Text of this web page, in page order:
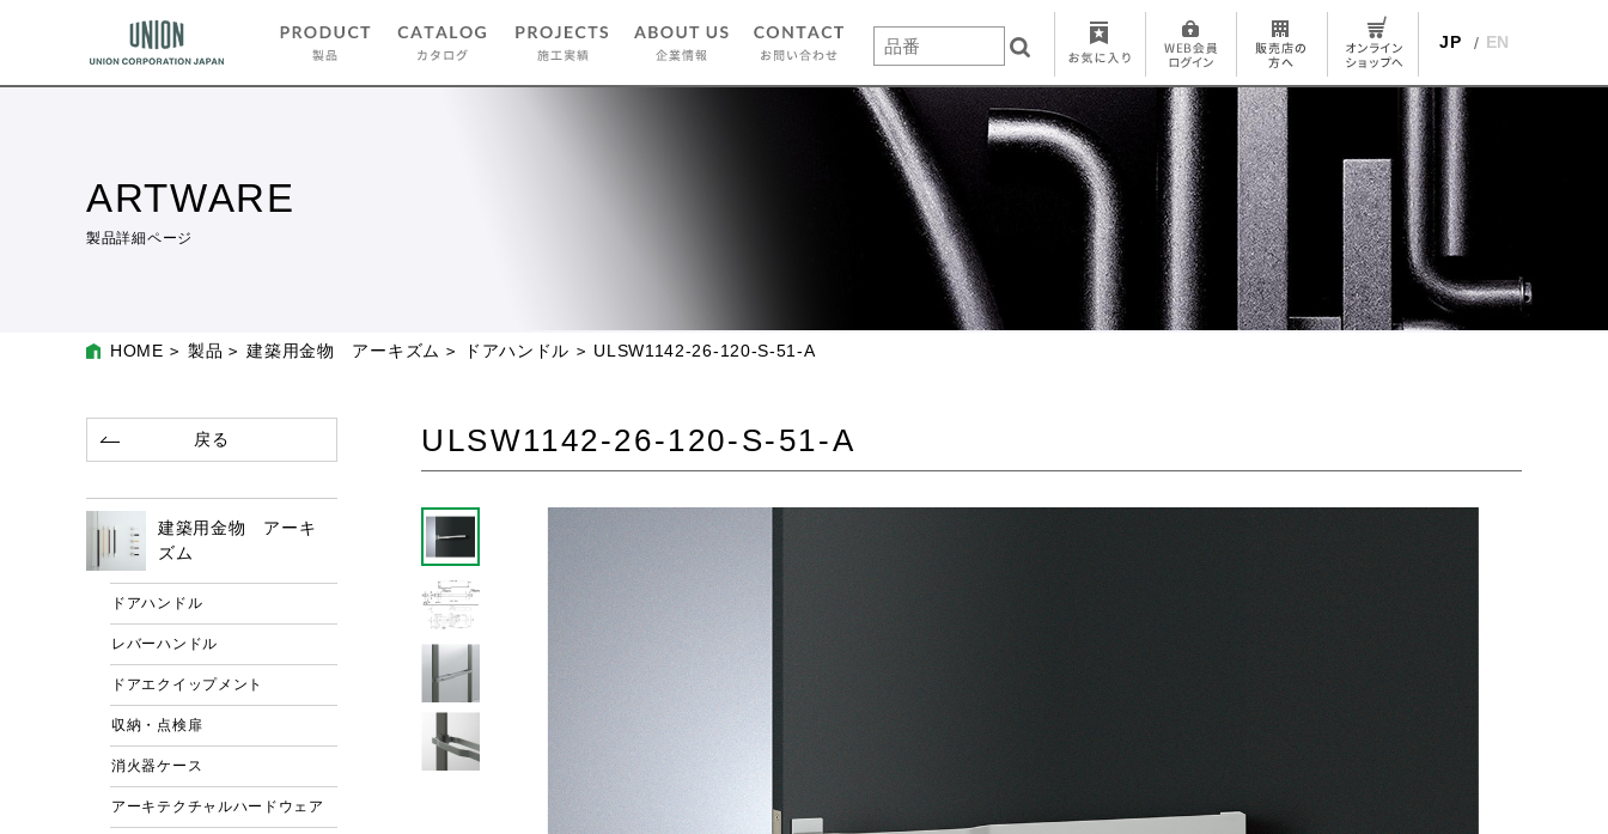
JP EN
ARTWARE
製品詳細ページ
HOME 製品 建築用金物 アーキズム ドアハンドル ULSW1142-26-120-S-51-A
ULSW1142-26-120-S-51-A
戻る
建築用金物 アーキ
ズム
ドアハンドル
レバーハンドル
ドアエクイップメント
収納・点検扉
消火器ケース
アーキテクチャルハードウェア